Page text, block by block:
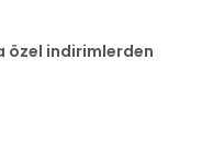
özel indirimlerden